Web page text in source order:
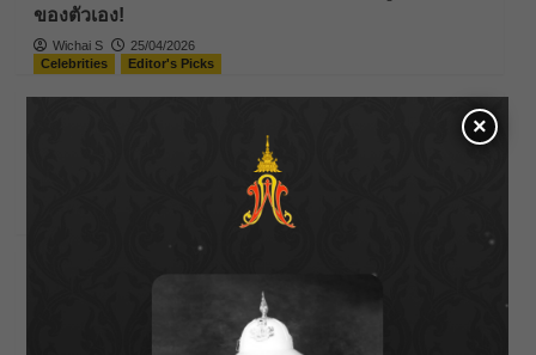
ของตัวเอง!
Wichai S
25/04/2026
Celebrities
Editor's Picks
“เป็กกี้ ศรีธัญญา” ไม่เข็ดกับความรัก !! แม้จะมีรักครั้ง
ใหม่ที่สดใสกว่าเดิม แต่ยอมรับว่าเธอไม่คิดจะแต่งงาน
วิวาห์ล่ม “กระติ๊บ ชวัลกร” ประกาศยุติความสัมพันธ์
×